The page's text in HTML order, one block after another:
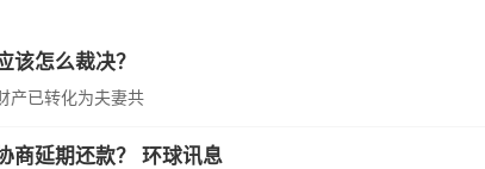
该怎么裁决？
产已转化为夫妻共
商延期还款？ 环球讯息